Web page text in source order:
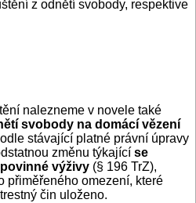
z odnětí svobody, respektive
nalezneme v novele také
svobody na domácí vězení
stávající platné právní úpravy
změnu týkající se
výživy (§ 196 TrZ),
přiměřeného omezení, které
čin uloženo.